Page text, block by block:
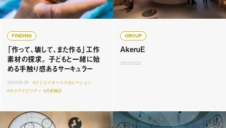
FINDING
「作って、壊して、また作る」工作
素材の探求。 子どもと一緒に始
める手触り感あるサーキュラー
2023.05.08
#クリエイターコラボレーション
#サステナビリティ #共創施設
GROUP
AkeruE
2023.03.23